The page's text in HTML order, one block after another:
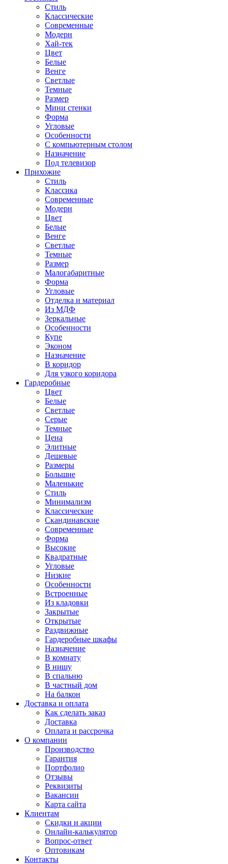
Стиль
Классические
Современные
Модерн
Хай-тек
Цвет
Белые
Венге
Светлые
Темные
Размер
Мини стенки
Форма
Угловые
Особенности
С компьютерным столом
Назначение
Под телевизор
Прихожие
Стиль
Классика
Современные
Модерн
Цвет
Белые
Венге
Светлые
Темные
Размер
Малогабаритные
Форма
Угловые
Отделка и материал
Из МДФ
Зеркальные
Особенности
Купе
Эконом
Назначение
В коридор
Для узкого коридора
Гардеробные
Цвет
Белые
Светлые
Серые
Темные
Цена
Элитные
Дешевые
Размеры
Большие
Маленькие
Стиль
Минимализм
Классические
Скандинавские
Современные
Форма
Высокие
Квадратные
Угловые
Низкие
Особенности
Встроенные
Из кладовки
Закрытые
Открытые
Раздвижные
Гардеробные шкафы
Назначение
В комнату
В нишу
В спальню
В частный дом
На балкон
Доставка и оплата
Как сделать заказ
Доставка
Оплата и рассрочка
О компании
Производство
Гарантия
Портфолио
Отзывы
Реквизиты
Вакансии
Карта сайта
Клиентам
Скидки и акции
Онлайн-калькулятор
Вопрос-ответ
Оптовикам
Контакты